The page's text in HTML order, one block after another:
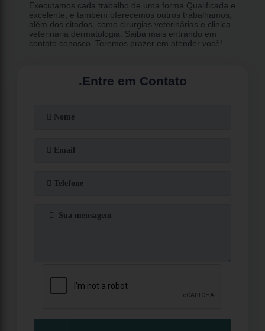
Executamos cada trabalho de uma forma Qualificada e
excelente, e também oferecemos outros trabalhamos,
além dos citados, como cirurgias veterinárias e clinica
veterinaria dermatologia. Saiba mais entrando em
contato conosco. Teremos prazer em atender você!
.Entre em Contato